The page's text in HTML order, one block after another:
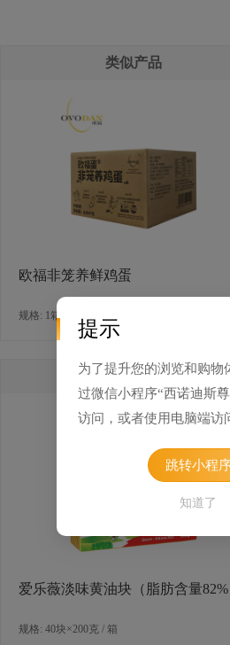
类似产品
欧福非笼养鲜鸡蛋
规格: 1箱x4.95公斤 / 箱
相关产品
爱乐薇淡味黄油块（脂肪含量82%
规格: 40块×200克 / 箱
提示
为了提升您的浏览和购物
过微信小程序“西诺迪斯
访问，或者使用电脑端访
跳转小程
知道了